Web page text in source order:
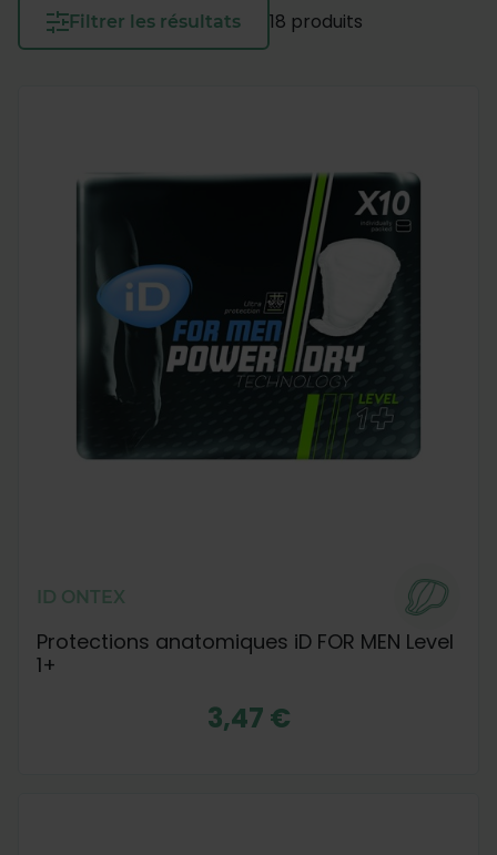
Filtrer les résultats 18 produits
ID ONTEX
Protections anatomiques iD FOR MEN Level
1+
3,47 €